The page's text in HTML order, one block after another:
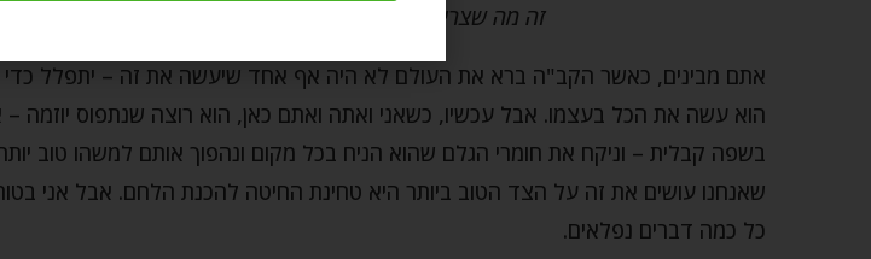
זה מה שצריך, את המגע האנושי הכי נעים שלנו – התפילה!
אתם מבינים, כאשר הקב"ה ברא את העולם לא היה אף אחד שיעשה את זה – יתפלל כדי
הוא עשה את הכל בעצמו. אבל עכשיו, כשאני ואתה ואתם כאן, הוא רוצה שנתפוס יוזמה
בשפה קבלית – וניקח את חומרי הגלם שהוא הניח בכל מקום ונהפוך אותם למשהו טוב
שאנחנו עושים את זה על הצד הטוב ביותר היא טחינת החיטה להכנת הלחם. אבל אני
כל כמה דברים נפלאים.